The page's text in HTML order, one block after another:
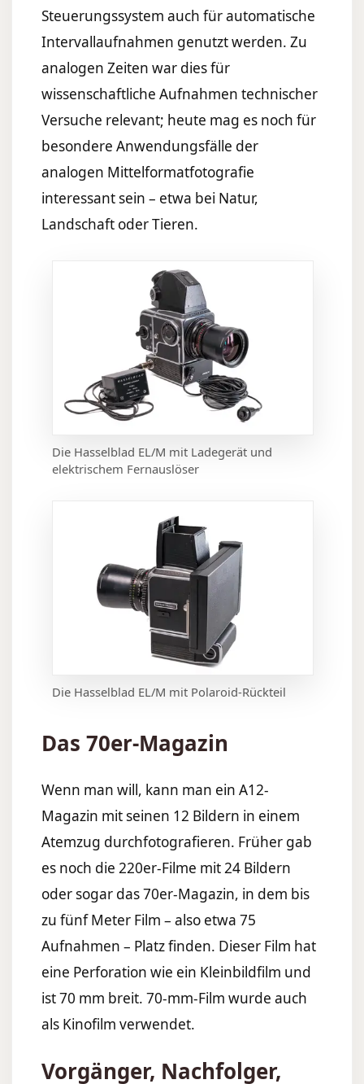
Steuerungssystem auch für automatische
Intervallaufnahmen genutzt werden. Zu
analogen Zeiten war dies für
wissenschaftliche Aufnahmen technischer
Versuche relevant; heute mag es noch für
besondere Anwendungsfälle der
analogen Mittelformatfotografie
interessant sein – etwa bei Natur,
Landschaft oder Tieren.
Die Hasselblad EL/M mit Ladegerät und
elektrischem Fernauslöser
Die Hasselblad EL/M mit Polaroid-Rückteil
Das 70er-Magazin
Wenn man will, kann man ein A12-
Magazin mit seinen 12 Bildern in einem
Atemzug durchfotografieren. Früher gab
es noch die 220er-Filme mit 24 Bildern
oder sogar das 70er-Magazin, in dem bis
zu fünf Meter Film – also etwa 75
Aufnahmen – Platz finden. Dieser Film hat
eine Perforation wie ein Kleinbildfilm und
ist 70 mm breit. 70-mm-Film wurde auch
als Kinofilm verwendet.
Vorgänger, Nachfolger,